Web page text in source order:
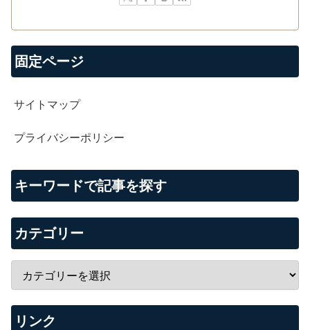
固定ページ
サイトマップ
プライバシーポリシー
キーワードで記事を探す
カテゴリー
リンク